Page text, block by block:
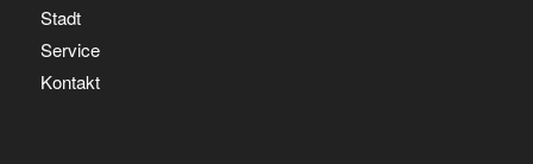
Stadt
Service
Kontakt